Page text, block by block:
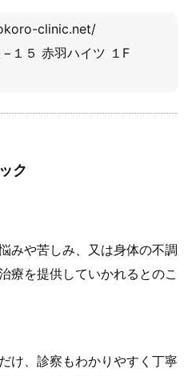
clinic.net/
１５ 赤羽ハイツ １F
ク
みや苦しみ、又は身体の不調
療を提供していかれるとのこ
け、診察もわかりやすく丁寧